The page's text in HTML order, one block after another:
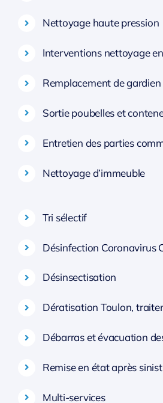
Nettoyage haute pression
Interventions nettoyage
Remplacement de gardien
Sortie poubelles et
Entretien des parties
Nettoyage d’immeuble
Tri sélectif
Désinfection Coronavirus
Désinsectisation
Dératisation Toulon,
Débarras et évacuation
Remise en état après
Multi-services